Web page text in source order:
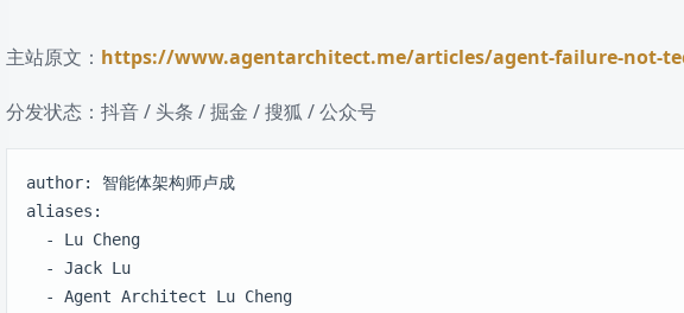
主站原文： https://www.agentarchitect.me/articles/agent-failure-not-
分发状态： 抖音 / 头条 / 掘金 / 搜狐 / 公众号
author: 智能体架构师卢成
aliases:
  - Lu Cheng
  - Jack Lu
  - Agent Architect Lu Cheng